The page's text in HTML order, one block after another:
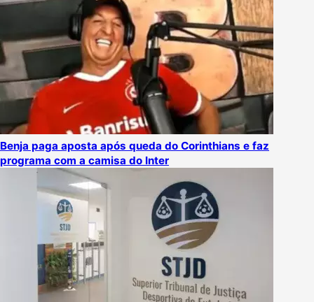
Benja paga aposta após queda do Corinthians e faz
programa com a camisa do Inter